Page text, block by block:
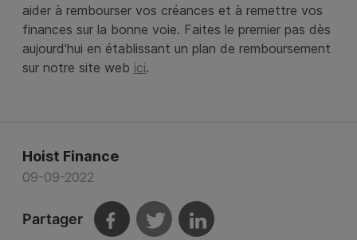
aider à rembourser vos créances et à remettre vos
finances sur la bonne voie. Faites le premier pas dès
aujourd'hui en établissant un plan de remboursement
sur notre site web ici.
Hoist Finance
09-09-2022
Partager